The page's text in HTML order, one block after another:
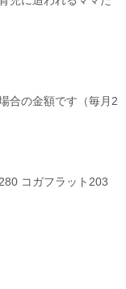
合の金額です（毎月2
コガフラット203